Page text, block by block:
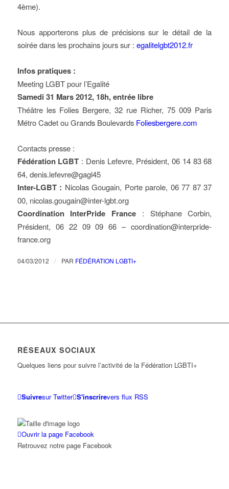
4ème).
Nous apporterons plus de précisions sur le détail de la
soirée dans les prochains jours sur : egalitelgbt2012.fr
Infos pratiques :
Meeting LGBT pour l’Egalité
Samedi 31 Mars 2012, 18h, entrée libre
Théâtre les Folies Bergere, 32 rue Richer, 75 009 Paris
Métro Cadet ou Grands Boulevards Foliesbergere.com
Contacts presse :
Fédération LGBT : Denis Lefevre, Président, 06 14 83 68
64, denis.lefevre@gagl45
Inter-LGBT : Nicolas Gougain, Porte parole, 06 77 87 37
00, nicolas.gougain@inter-lgbt.org
Coordination InterPride France : Stéphane Corbin,
Président, 06 22 09 09 66 – coordination@interpride-
france.org
04/03/2012 / PAR FÉDÉRATION LGBTI+
RÉSEAUX SOCIAUX
Quelques liens pour suivre l’activité de la Fédération LGBTI+
Suivresur Twitter S'inscrirevers flux RSS
Ouvrir la page Facebook
Retrouvez notre page Facebook